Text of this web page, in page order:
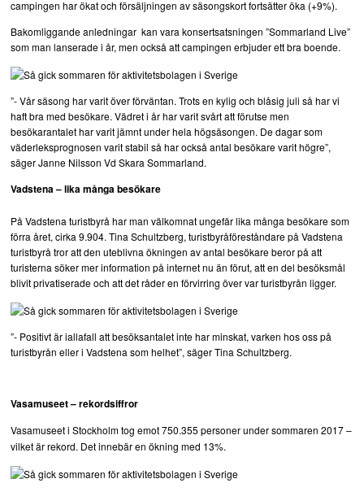
campingen har ökat och försäljningen av säsongskort fortsätter öka (+9%).
Bakomliggande anledningar kan vara konsertsatsningen ”Sommarland Live”
som man lanserade i år, men också att campingen erbjuder ett bra boende.
”- Vår säsong har varit över förväntan. Trots en kylig och blåsig juli så har vi
haft bra med besökare. Vädret i år har varit svårt att förutse men
besökarantalet har varit jämnt under hela högsäsongen. De dagar som
väderleksprognosen varit stabil så har också antal besökare varit högre”,
säger Janne Nilsson Vd Skara Sommarland.
Vadstena – lika många besökare
På Vadstena turistbyrå har man välkomnat ungefär lika många besökare som
förra året, cirka 9.904. Tina Schultzberg, turistbyråföreståndare på Vadstena
turistbyrå tror att den uteblivna ökningen av antal besökare beror på att
turisterna söker mer information på internet nu än förut, att en del besöksmål
blivit privatiserade och att det råder en förvirring över var turistbyrån ligger.
”- Positivt är iallafall att besöksantalet inte har minskat, varken hos oss på
turistbyrån eller i Vadstena som helhet”, säger Tina Schultzberg.
Vasamuseet – rekordsiffror
Vasamuseet i Stockholm tog emot 750.355 personer under sommaren 2017 –
vilket är rekord. Det innebär en ökning med 13%.